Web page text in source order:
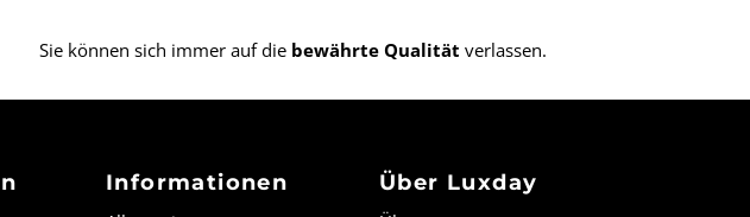
Sie können sich immer auf die bewährte Qualität verlassen.
Informationen Über Luxday